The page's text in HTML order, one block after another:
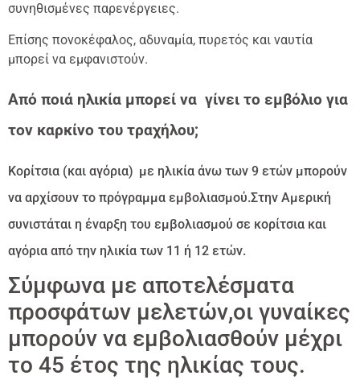
συνηθισμένες παρενέργειες.
Επίσης πονοκέφαλος, αδυναμία, πυρετός και ναυτία
μπορεί να εμφανιστούν.
Aπό ποιά ηλικία μπορεί να γίνει το εμβόλιο για
τον καρκίνο του τραχήλου;
Κορίτσια (και αγόρια) με ηλικία άνω των 9 ετών μπορούν
να αρχίσουν το πρόγραμμα εμβολιασμού.Στην Αμερική
συνιστάται η έναρξη του εμβολιασμού σε κορίτσια και
αγόρια από την ηλικία των 11 ή 12 ετών.
Σύμφωνα με αποτελέσματα
προσφάτων μελετών,οι γυναίκες
μπορούν να εμβολιασθούν μέχρι
το 45 έτος της ηλικίας τους.